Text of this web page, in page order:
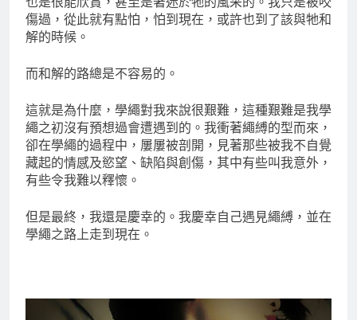
傷過，從此就有點怕，怕到現在，或許也到了該與牠和
解的時候。
而和解的路總是不容易的。
這就是為什麼，學繩對我來說很艱難，這種艱難是我學
繩之初沒有預想過會遭遇到的。我衝著繩縛的型而來，
卻在學繩的過程中，屢屢被剖開，見著那些被我不自覺
藏起的情感及慾望、缺陷與創傷，其中有些叫我意外，
有些令我難以釋懷。
但是最終，我還是慶幸的。我慶幸自己遇見繩縛，並在
學繩之路上走到現在。